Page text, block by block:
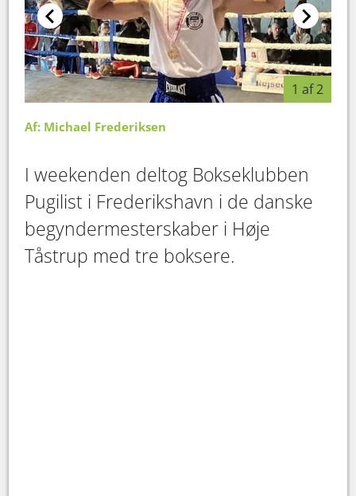
1 af 2
Af: Michael Frederiksen
I weekenden deltog Bokseklubben
Pugilist i Frederikshavn i de danske
begyndermesterskaber i Høje
Tåstrup med tre boksere.